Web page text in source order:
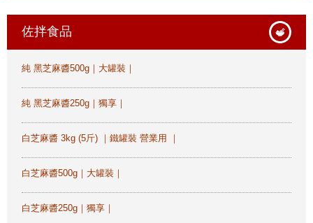
佐拌食品
純 黑芝麻醬500g｜大罐裝｜
純 黑芝麻醬250g｜獨享｜
白芝麻醬 3kg (5斤) ｜鐵罐裝 營業用 ｜
白芝麻醬500g｜大罐裝｜
白芝麻醬250g｜獨享｜